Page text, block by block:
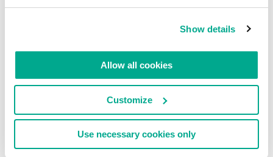
Show details
Allow all cookies
Customize
Use necessary cookies only
d’Antigua ont été abandonnées et les lieux ont été
inhabités durant des siècles. D’ailleurs, il est
ou bien des ruines de cathédrales impériales et
d’églises. Je me suis donc demandé à quoi tout cela
devait ressembler lorsque tout était sur pied et
intact.
En lire plus :Guatemala, quel